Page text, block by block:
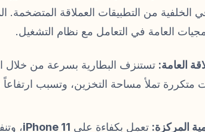
في الخلفية من التطبيقات العملاقة
العامة في التعامل مع نظام التشغيل.
العامة: تستنزف البطارية بسرعة من خلال
متكررة تملأ مساحة التخزين، وتسبب
المركزة: تعمل بكفاءة على iPhone 11،